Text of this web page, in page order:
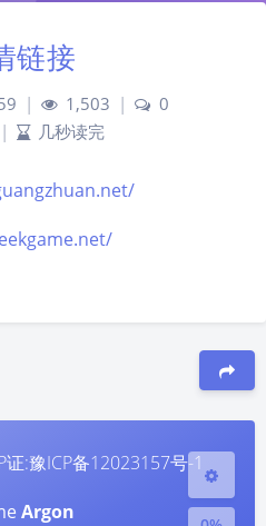
深阴影
闭 日落 暗化 灰度
链接
| 1,503 |
0
| 几秒读完
证:豫ICP备12023157号-1
Argon